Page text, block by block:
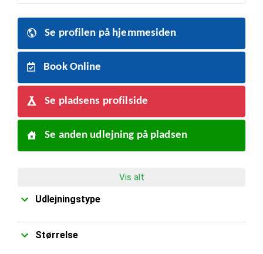
Se profilen på hjemmesiden
Book Online
Se pladsens profilside
Se anden udlejning på pladsen
Vis alt
Udlejningstype
Størrelse